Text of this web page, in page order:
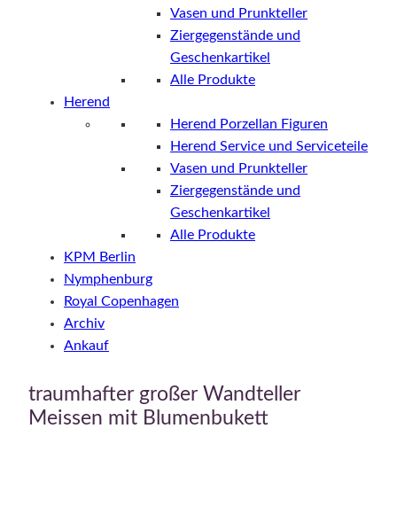
Vasen und Prunkteller
Ziergegenstände und
Geschenkartikel
Alle Produkte
Herend
Herend Porzellan Figuren
Herend Service und Serviceteile
Vasen und Prunkteller
Ziergegenstände und
Geschenkartikel
Alle Produkte
KPM Berlin
Nymphenburg
Royal Copenhagen
Archiv
Ankauf
traumhafter großer Wandteller
Meissen mit Blumenbukett